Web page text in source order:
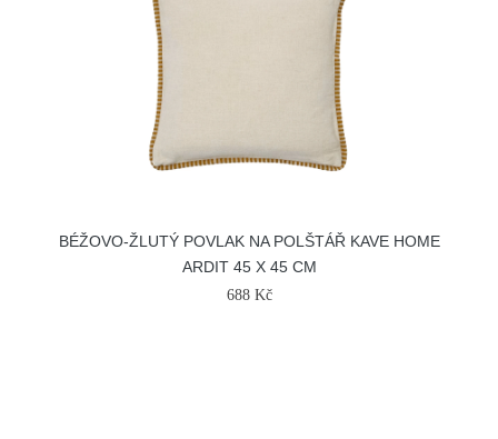
BÉŽOVO-ŽLUTÝ POVLAK NA POLŠTÁŘ KAVE HOME
ARDIT 45 X 45 CM
688 Kč